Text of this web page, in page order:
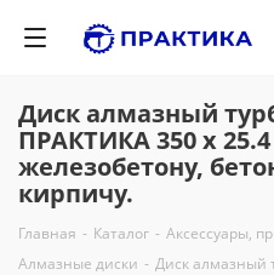
Диск алмазный
ПРАКТИКА 350 х
железобетону,
кирпичу.
Главная - Каталог - Аксессуары,
Алмазные диски - Диск алмазный